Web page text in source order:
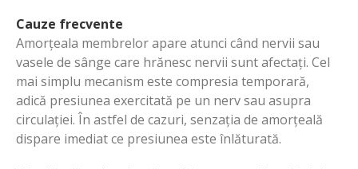
Cauze frecvente
Amorțeala membrelor apare atunci când nervii sau
vasele de sânge care hrănesc nervii sunt afectați. Cel
mai simplu mecanism este compresia temporară,
adică presiunea exercitată pe un nerv sau asupra
circulației. În astfel de cazuri, senzația de amorțeală
dispare imediat ce presiunea este înlăturată.